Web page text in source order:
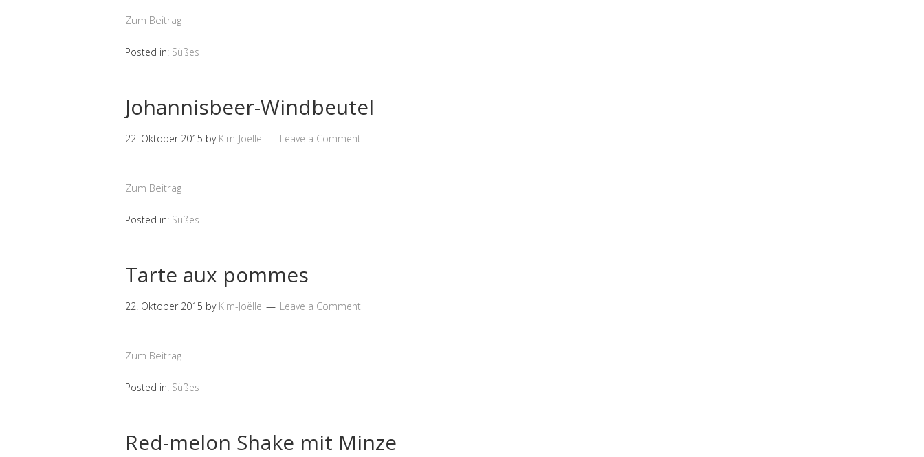
Zum Beitrag
Posted in: Süßes
Johannisbeer-Windbeutel
22. Oktober 2015 by Kim-Joëlle Leave a Comment
Zum Beitrag
Posted in: Süßes
Tarte aux pommes
22. Oktober 2015 by Kim-Joëlle Leave a Comment
Zum Beitrag
Posted in: Süßes
Red-melon Shake mit Minze